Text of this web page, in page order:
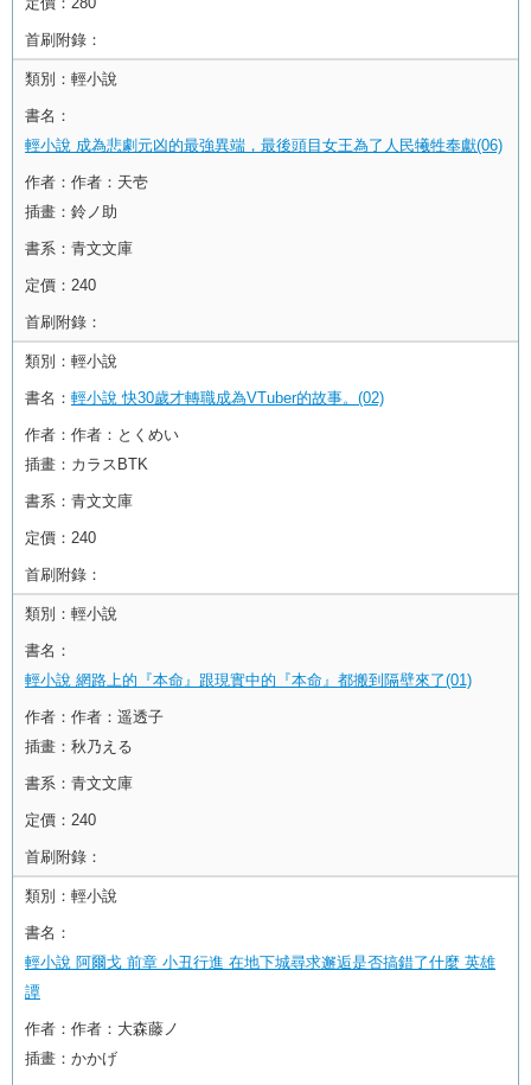
首刷附錄：
類別： 輕小說
書名：
輕小說 成為悲劇元凶的最強異端，最後頭目女王為了人民犧牲奉獻(06)
作者： 作者：天壱
插畫：鈴ノ助
書系： 青文文庫
定價： 240
首刷附錄：
類別： 輕小說
書名： 輕小說 快30歲才轉職成為VTuber的故事。(02)
作者： 作者：とくめい
插畫：カラスBTK
書系： 青文文庫
定價： 240
首刷附錄：
類別： 輕小說
書名：
輕小說 網路上的『本命』跟現實中的『本命』都搬到隔壁來了(01)
作者： 作者：遥透子
插畫：秋乃える
書系： 青文文庫
定價： 240
首刷附錄：
類別： 輕小說
書名：
輕小說 阿爾戈 前章 小丑行進 在地下城尋求邂逅是否搞錯了什麼 英雄
譚
作者： 作者：大森藤ノ
插畫：かかげ